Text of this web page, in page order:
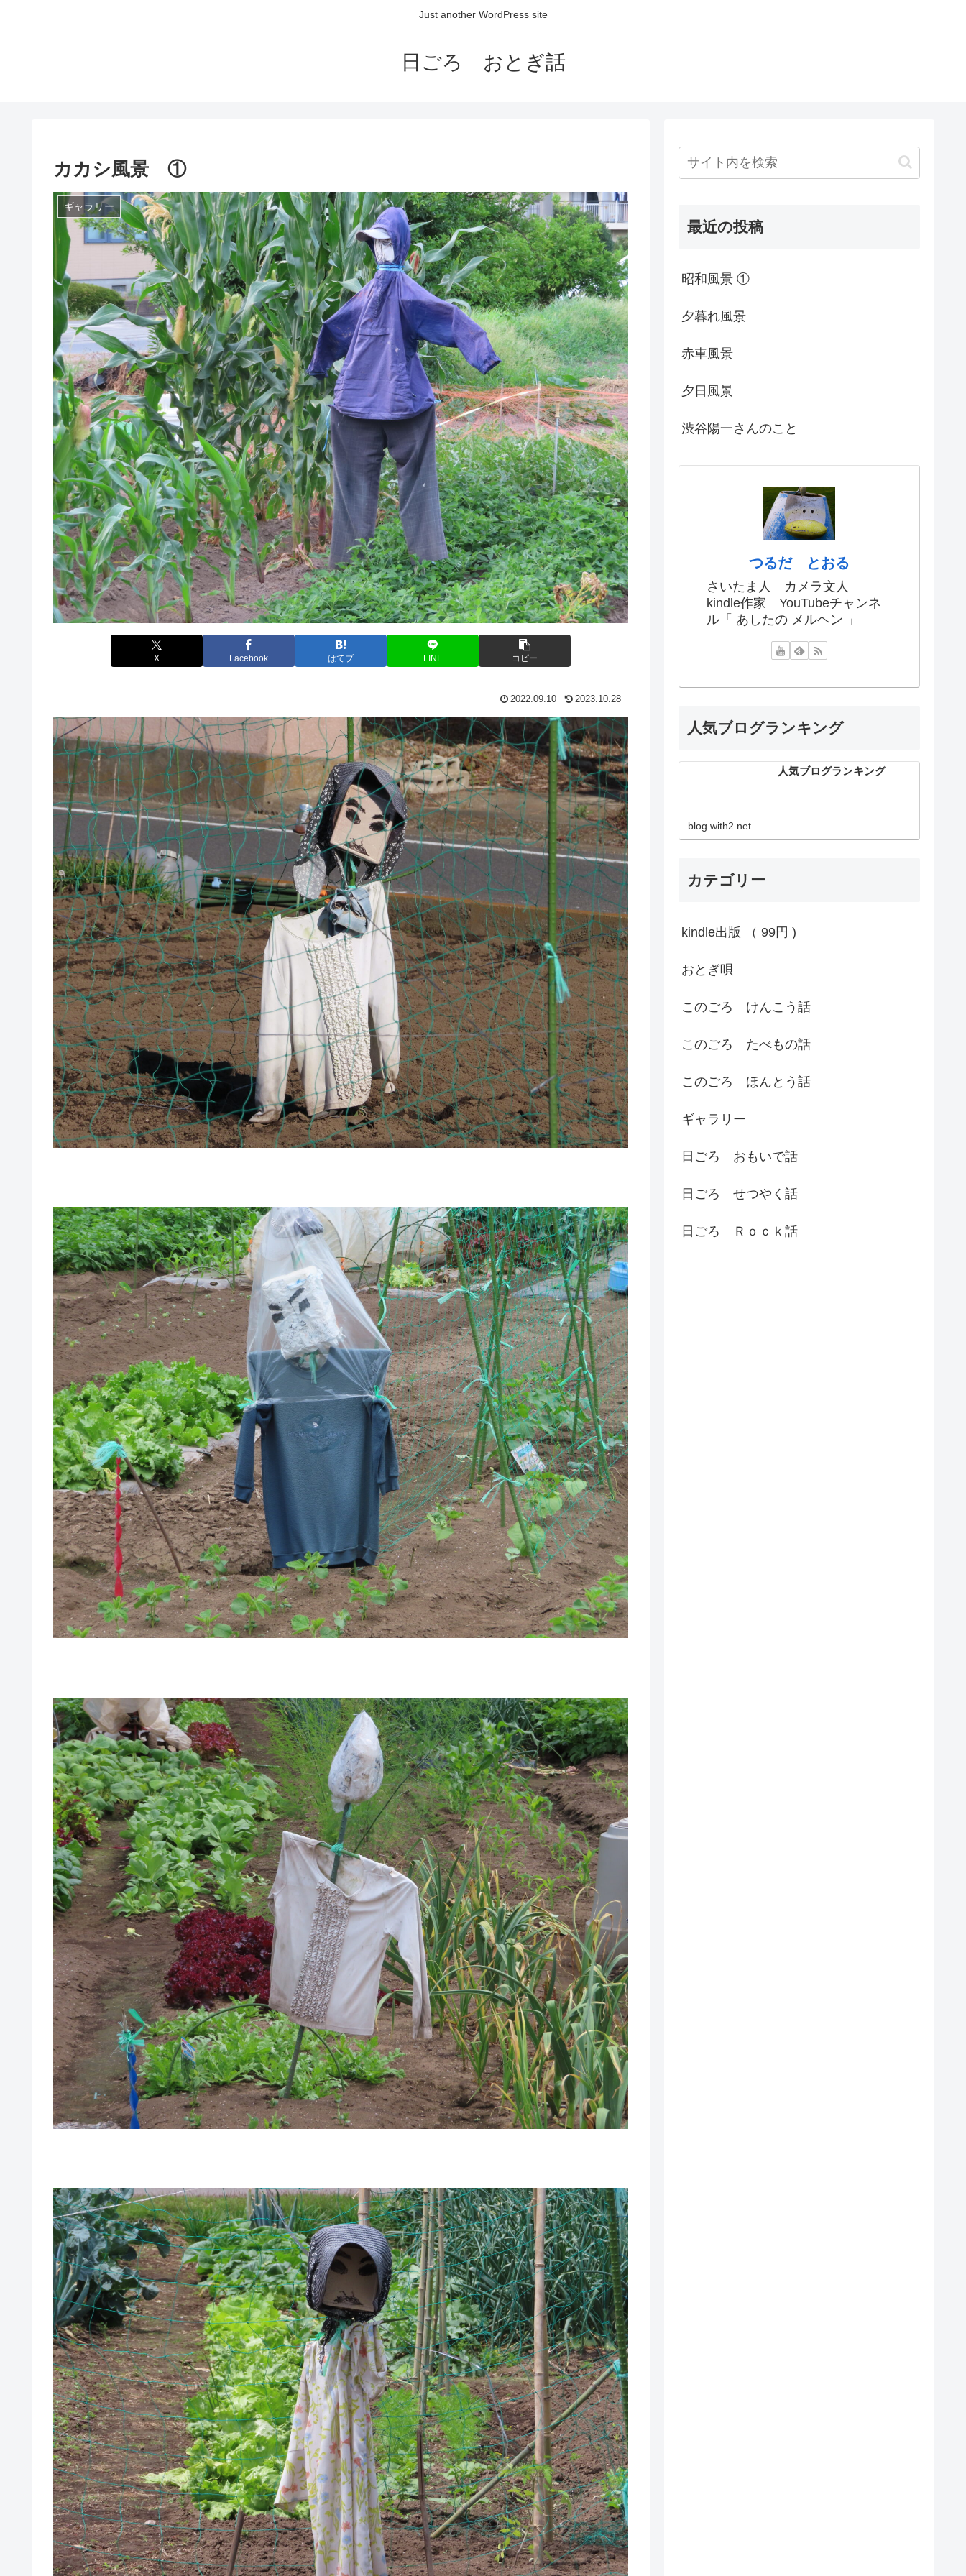
Just another WordPress site
日ごろ おとぎ話
カカシ風景 ①
ギャラリー
X Facebook はてブ LINE コピー
2022.09.10 2023.10.28
最近の投稿
昭和風景 ①
夕暮れ風景
赤車風景
夕日風景
渋谷陽一さんのこと
つるだ とおる
さいたま人 カメラ文人
kindle作家 YouTubeチャンネ
ル「 あしたの メルヘン 」
人気ブログランキング
人気ブログランキング
blog.with2.net
カテゴリー
kindle出版 （ 99円 )
おとぎ唄
このごろ けんこう話
このごろ たべもの話
このごろ ほんとう話
ギャラリー
日ごろ おもいで話
日ごろ せつやく話
日ごろ Ｒｏｃｋ話